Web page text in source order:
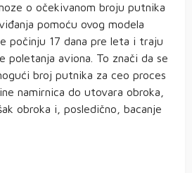
o očekivanom broju putnika
pomoću ovog modela
počinju 17 dana pre leta i traju
poletanja aviona. To znači da se
broj putnika za ceo proces
namirnica do utovara obroka,
obroka i, posledično, bacanje